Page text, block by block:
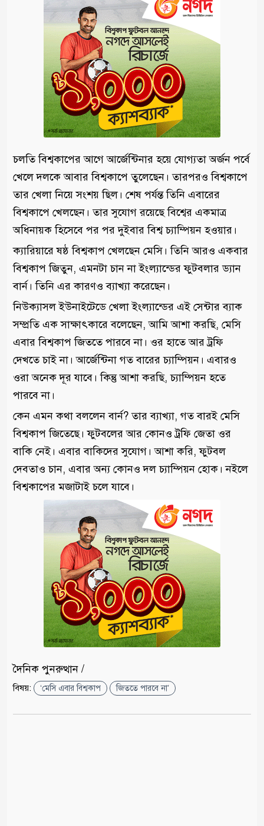
চলতি বিশ্বকাপের আগে আর্জেন্টিনার হয়ে যোগ্যতা অর্জন পর্বে
খেলে দলকে আবার বিশ্বকাপে তুলেছেন। তারপরও বিশ্বকাপে
তার খেলা নিয়ে সংশয় ছিল। শেষ পর্যন্ত তিনি এবারের
বিশ্বকাপে খেলছেন। তার সুযোগ রয়েছে বিশ্বের একমাত্র
অধিনায়ক হিসেবে পর পর দুইবার বিশ্ব চ্যাম্পিয়ন হওয়ার।
ক্যারিয়ারে ষষ্ঠ বিশ্বকাপ খেলছেন মেসি। তিনি আরও একবার
বিশ্বকাপ জিতুন, এমনটা চান না ইংল্যান্ডের ফুটবলার ড্যান
বার্ন। তিনি এর কারণও ব্যাখ্যা করেছেন।
নিউক্যাসল ইউনাইটেডে খেলা ইংল্যান্ডের এই সেন্টার ব্যাক
সম্প্রতি এক সাক্ষাৎকারে বলেছেন, আমি আশা করছি, মেসি
এবার বিশ্বকাপ জিততে পারবে না। ওর হাতে আর ট্রফি
দেখতে চাই না। আর্জেন্টিনা গত বারের চ্যাম্পিয়ন। এবারও
ওরা অনেক দূর যাবে। কিন্তু আশা করছি, চ্যাম্পিয়ন হতে
পারবে না।
কেন এমন কথা বললেন বার্ন? তার ব্যাখ্যা, গত বারই মেসি
বিশ্বকাপ জিতেছে। ফুটবলের আর কোনও ট্রফি জেতা ওর
বাকি নেই। এবার বাকিদের সুযোগ। আশা করি, ফুটবল
দেবতাও চান, এবার অন্য কোনও দল চ্যাম্পিয়ন হোক। নইলে
বিশ্বকাপের মজাটাই চলে যাবে।
দৈনিক পুনরুত্থান /
বিষয়: ‘মেসি এবার বিশ্বকাপ জিততে পারবে না’